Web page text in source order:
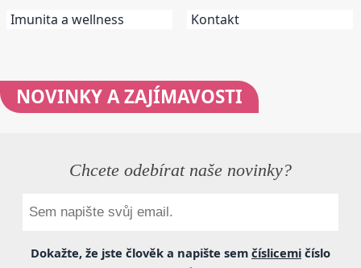
Imunita a wellness Kontakt
NOVINKYA ZAJÍMAVOSTI
Chcete odebírat naše novinky?
Dokažte, že jste člověk a napište sem číslicemi číslo